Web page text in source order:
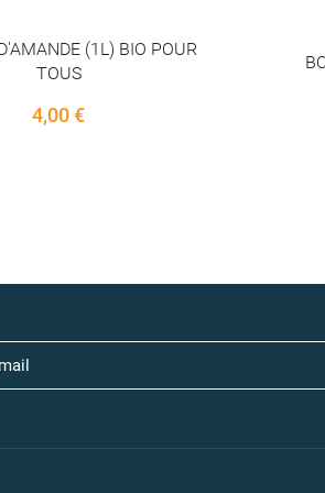
BOISSON D AVOINE
2,20 €